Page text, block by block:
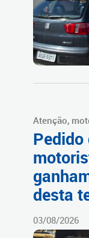
Atenção,
Pedido
desta
03/08/2026